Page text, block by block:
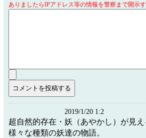
ありましたらIPアドレス等の情報を警察まで開示
2019/1/20 1:2
超自然的存在・妖（あやかし）が見
様々な種類の妖達の物語。